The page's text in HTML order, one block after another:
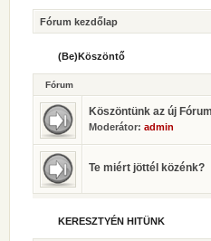
Fórum kezdőlap
(Be)Köszöntő
Fórum
Köszöntünk az új
Moderátor: admin
Te miért jöttél közénk?
KERESZTYÉN HITÜNK